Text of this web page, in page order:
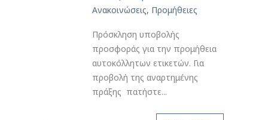
Ανακοινώσεις, Προμήθειες
Πρόσκληση υποβολής
προσφοράς για την προμήθεια
αυτοκόλλητων ετικετών. Για
προβολή της αναρτημένης
πράξης πατήστε...